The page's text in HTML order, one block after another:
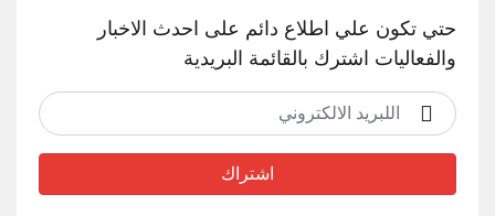
حتي تكون علي اطلاع دائم على احدث الاخبار
والفعاليات اشترك بالقائمة البريدية
اشتراك